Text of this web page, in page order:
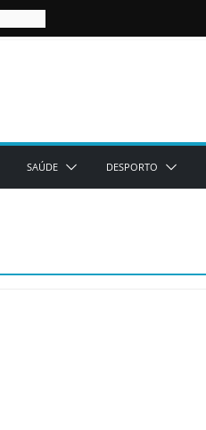
SAÚDE DESPORTO